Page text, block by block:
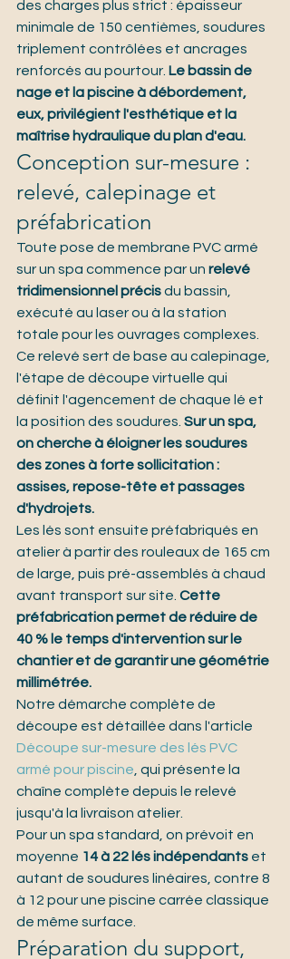
des charges plus strict : épaisseur
minimale de 150 centièmes, soudures
triplement contrôlées et ancrages
renforcés au pourtour. Le bassin de
nage et la piscine à débordement,
eux, privilégient l'esthétique et la
maîtrise hydraulique du plan d'eau.
Conception sur-mesure :
relevé, calepinage et
préfabrication
Toute pose de membrane PVC armé
sur un spa commence par un relevé
tridimensionnel précis du bassin,
exécuté au laser ou à la station
totale pour les ouvrages complexes.
Ce relevé sert de base au calepinage,
l'étape de découpe virtuelle qui
définit l'agencement de chaque lé et
la position des soudures. Sur un spa,
on cherche à éloigner les soudures
des zones à forte sollicitation :
assises, repose-tête et passages
d'hydrojets.
Les lés sont ensuite préfabriqués en
atelier à partir des rouleaux de 165 cm
de large, puis pré-assemblés à chaud
avant transport sur site. Cette
préfabrication permet de réduire de
40 % le temps d'intervention sur le
chantier et de garantir une géométrie
millimétrée.
Notre démarche complète de
découpe est détaillée dans l'article
Découpe sur-mesure des lés PVC
armé pour piscine, qui présente la
chaîne complète depuis le relevé
jusqu'à la livraison atelier.
Pour un spa standard, on prévoit en
moyenne 14 à 22 lés indépendants et
autant de soudures linéaires, contre 8
à 12 pour une piscine carrée classique
de même surface.
Préparation du support,